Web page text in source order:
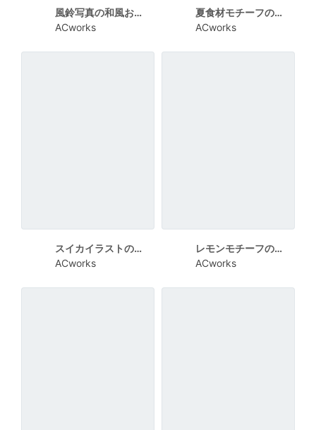
風鈴写真の和風お中元ポスターデザイン
ACworks
夏食材モチーフのお中元ギフトポスターデザイン
ACworks
スイカイラストの夏ギフトポスターデザイン
ACworks
レモンモチーフの夏のお中元ポスターデザイン
ACworks